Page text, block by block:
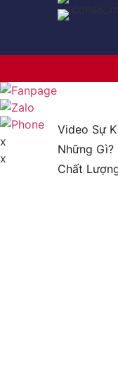
Video Sự
Những Gì?
Chất
x
x